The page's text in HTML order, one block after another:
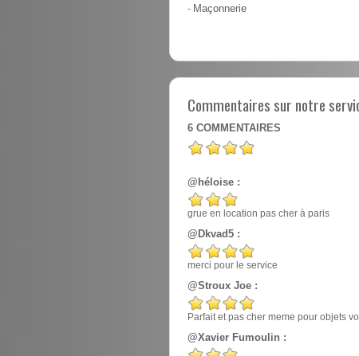
- Maçonnerie
Commentaires sur notre
6 COMMENTAIRES
@héloise :
grue en location pas cher à paris
@Dkvad5 :
merci pour le service
@Stroux Joe :
Parfait et pas cher meme pour objets
@Xavier Fumoulin :